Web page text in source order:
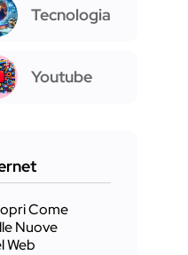
Tecnologia
Youtube
Come
Nuove
Web